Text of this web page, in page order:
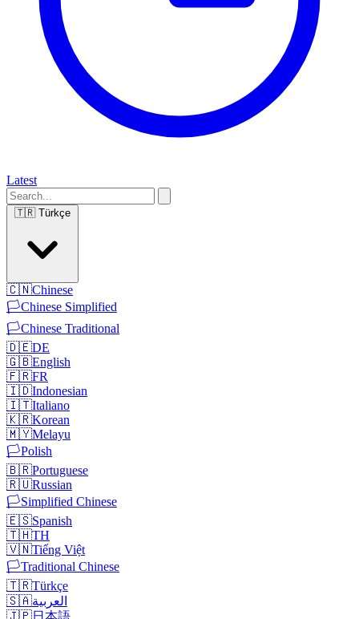
Latest
🇹🇷 Türkçe
🇨🇳Chinese
🏳️Chinese Simplified
🏳️Chinese Traditional
🇩🇪DE
🇬🇧English
🇫🇷FR
🇮🇩Indonesian
🇮🇹Italiano
🇰🇷Korean
🇲🇾Melayu
🏳️Polish
🇧🇷Portuguese
🇷🇺Russian
🏳️Simplified Chinese
🇪🇸Spanish
🇹🇭TH
🇻🇳Tiếng Việt
🏳️Traditional Chinese
🇹🇷Türkçe
🇸🇦العربية
🇯🇵日本語